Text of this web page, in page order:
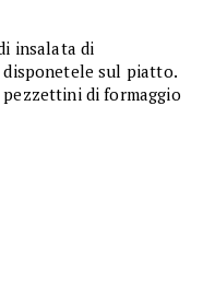
insalata di
disponetele sul piatto.
di formaggio